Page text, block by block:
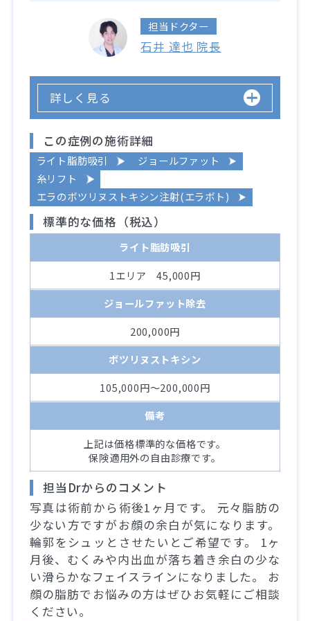
担当ドクター
石井 達也 院長
詳しく見る
この症例の施術詳細
ライト脂肪吸引
ジョールファット
糸リフト
エラのボツリヌストキシン注射(エラボト)
標準的な価格（税込）
ライト脂肪吸引
1エリア 45,000円
ジョールファット除去
200,000円
ボツリヌストキシン
105,000円～200,000円
備考
上記は価格標準的な価格です。
保険適用外の自由診療です。
担当Drからのコメント
写真は術前から術後1ヶ月です。 元々脂肪の
少ない方ですがお顔の余白が気になります。
輪郭をシュッとさせたいとご希望です。 1ヶ
月後、むくみや内出血が落ち着き余白の少な
い滑らかなフェイスラインになりました。 お
顔の脂肪でお悩みの方はぜひお気軽にご相談
ください。